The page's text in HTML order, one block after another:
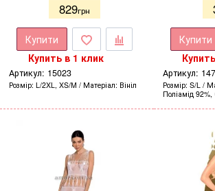
829грн
Купити
Купить в 1 клик
Артикул: 15023
Розмір L/2XL, XS/M Матеріал Вініл
Купити
Артикул:
Розмір S/L
Поліамід